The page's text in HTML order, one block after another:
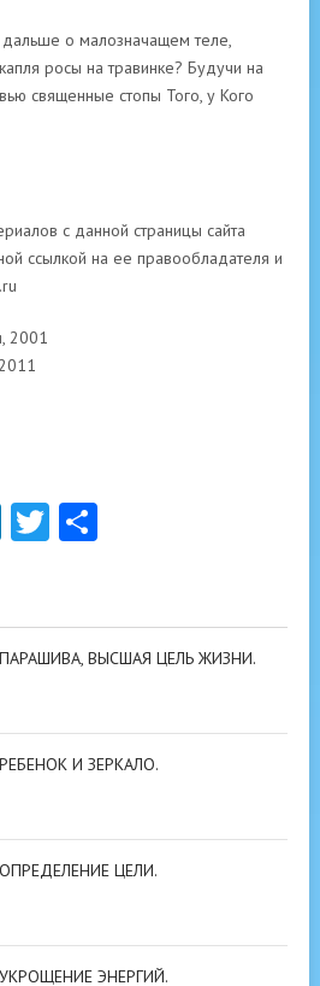
дальше о малозначащем теле,
росы на травинке? Будучи на
священные стопы Того, у Кого
с данной страницы сайта
ссылкой на ее правообладателя и
2001
LinkedIn
Twitter
ВЫСШАЯ ЦЕЛЬ ЖИЗНИ.
И ЗЕРКАЛО.
ЦЕЛИ.
ЭНЕРГИЙ.